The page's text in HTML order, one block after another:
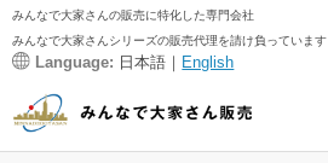
みんなで大家さんの販売に特化した専門会社
みんなで大家さんシリーズの販売代理を請け負っています
Language: 日本語｜ English